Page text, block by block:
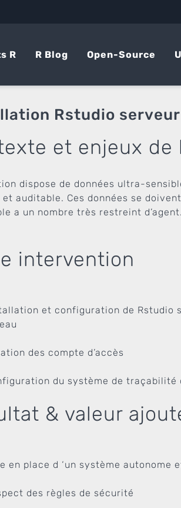
R R Blog Open-Source
Rstudio
et enjeux de
dispose de données ultra-
auditable. Ces données se
a un nombre très restreint d’agent.
intervention
et configuration de Rstudio
des compte d’accès
du système de
& valeur
en place d ‘un système autonome
des règles de sécurité